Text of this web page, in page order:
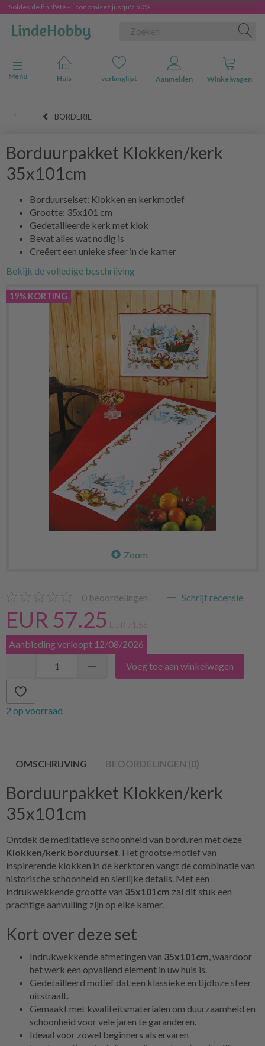
Soldes de fin d'été - Économisez jusqu'à 50%
Navigatie in-/uitschakelen
Menu
Huis verlanglijst Aanmelden Winkelwagen
BORDERIE
Borduurpakket Klokken/kerk
35x101cm
Borduurselset: Klokken en kerkmotief
Grootte: 35x101 cm
Gedetailleerde kerk met klok
Bevat alles wat nodig is
Creëert een unieke sfeer in de kamer
Bekijk de volledige beschrijving
19% KORTING
Zoom
0 beoordelingen Schrijf recensie
EUR 57.25 EUR 71.55
Aanbieding verloopt 12/08/2026
Voeg toe aan winkelwagen
2 op voorraad
OMSCHRIJVING BEOORDELINGEN (0)
Borduurpakket Klokken/kerk
35x101cm
Ontdek de meditatieve schoonheid van borduren met deze
Klokken/kerk borduurset . Het grootse motief van
inspirerende klokken in de kerktoren vangt de combinatie van
historische schoonheid en sierlijke details. Met een
indrukwekkende grootte van 35x101cm zal dit stuk een
prachtige aanvulling zijn op elke kamer.
Kort over deze set
Indrukwekkende afmetingen van 35x101cm , waardoor
het werk een opvallend element in uw huis is.
Gedetailleerd motief dat een klassieke en tijdloze sfeer
uitstraalt.
Gemaakt met kwaliteitsmaterialen om duurzaamheid en
schoonheid voor vele jaren te garanderen.
Ideaal voor zowel beginners als ervaren